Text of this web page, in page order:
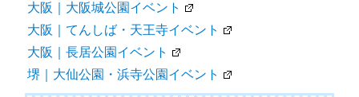
大阪｜大阪城公園イベント
大阪｜てんしば・天王寺イベント
大阪｜長居公園イベント
堺｜大仙公園・浜寺公園イベント